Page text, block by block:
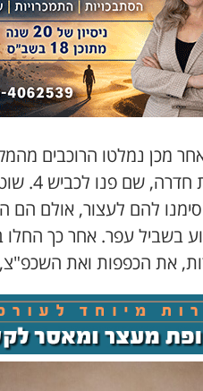
לצומת
להם לעצור, אולם הם
בשביל עפר. אחר כך החלו
את הכפפות ואת